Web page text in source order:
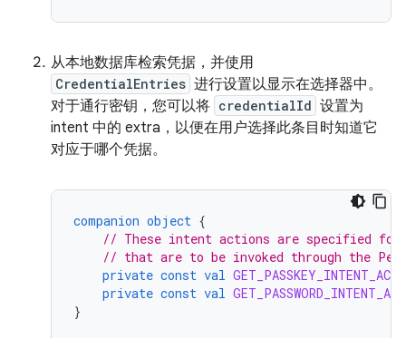
从本地数据库检索凭据，并使用
CredentialEntries 进行设置以显示在选择器中。
对于通行密钥，您可以将 credentialId 设置为
intent 中的 extra，以便在用户选择此条目时知道它
对应于哪个凭据。
companion object {
// These intent actions are specified for
// that are to be invoked through the
private const val
private const val
}